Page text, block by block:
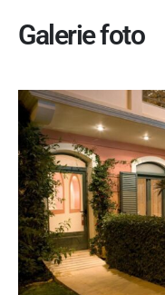
Galerie foto